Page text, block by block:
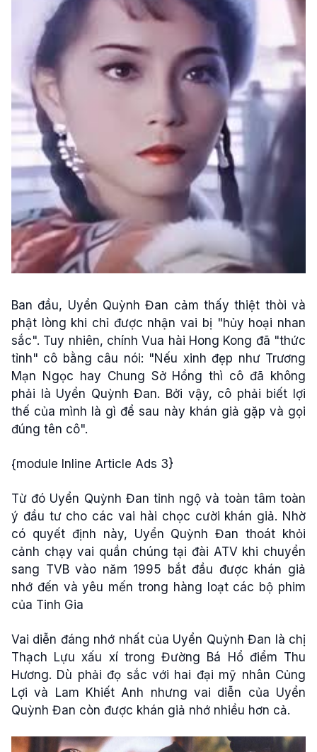
Ban đầu, Uyển Quỳnh Đan cảm thấy thiệt thòi và
phật lòng khi chỉ được nhận vai bị "hủy hoại nhan
sắc". Tuy nhiên, chính Vua hài Hong Kong đã "thức
tỉnh" cô bằng câu nói: "Nếu xinh đẹp như Trương
Mạn Ngọc hay Chung Sở Hồng thì cô đã không
phải là Uyển Quỳnh Đan. Bởi vậy, cô phải biết lợi
thế của mình là gì để sau này khán giả gặp và gọi
đúng tên cô".
{module Inline Article Ads 3}
Từ đó Uyển Quỳnh Đan tỉnh ngộ và toàn tâm toàn
ý đầu tư cho các vai hài chọc cười khán giả. Nhờ
có quyết định này, Uyển Quỳnh Đan thoát khỏi
cảnh chạy vai quần chúng tại đài ATV khi chuyển
sang TVB vào năm 1995 bắt đầu được khán giả
nhớ đến và yêu mến trong hàng loạt các bộ phim
của Tinh Gia
Vai diễn đáng nhớ nhất của Uyển Quỳnh Đan là chị
Thạch Lựu xấu xí trong Đường Bá Hổ điểm Thu
Hương. Dù phải đọ sắc với hai đại mỹ nhân Củng
Lợi và Lam Khiết Anh nhưng vai diễn của Uyển
Quỳnh Đan còn được khán giả nhớ nhiều hơn cả.